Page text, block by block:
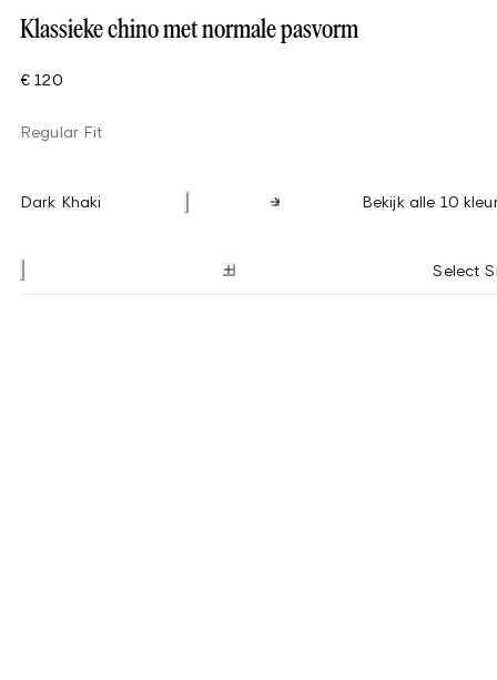
Klassieke chino met normale pasvorm
€ 120
Regular Fit
Dark Khaki Bekijk alle 10
Select